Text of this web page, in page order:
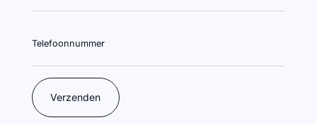
Telefoonnummer
Verzenden